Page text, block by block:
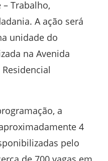
Trabalho,
A ação será
unidade do
na Avenida
a
4
pelo